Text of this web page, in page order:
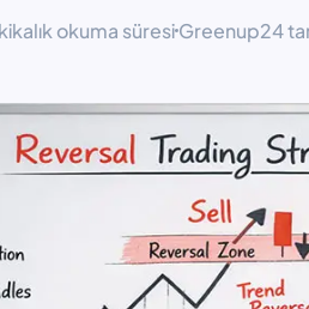
okuma süresiGreenup24